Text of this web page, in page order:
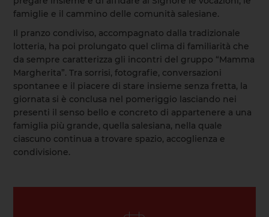
famiglie e il cammino delle comunità salesiane.
Il pranzo condiviso, accompagnato dalla tradizionale
lotteria, ha poi prolungato quel clima di familiarità che
da sempre caratterizza gli incontri del gruppo “Mamma
Margherita”. Tra sorrisi, fotografie, conversazioni
spontanee e il piacere di stare insieme senza fretta, la
giornata si è conclusa nel pomeriggio lasciando nei
presenti il senso bello e concreto di appartenere a una
famiglia più grande, quella salesiana, nella quale
ciascuno continua a trovare spazio, accoglienza e
condivisione.